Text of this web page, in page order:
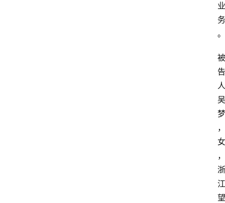
业
务
。
被
告
人
吴
梦
，
女
，
浙
江
望